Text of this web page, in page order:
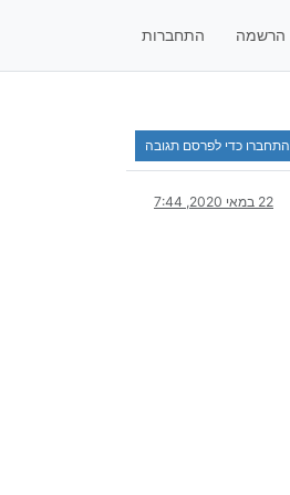
הרשמה התחברות
התחברו כדי לפרסם תגובה
22 במאי 2020, 7:44